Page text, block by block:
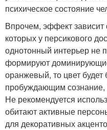
психическое состояние
Впрочем, эффект зависит
которых у персикового
однотонный интерьер не
формируют
оранжевый, то цвет
пробуждающим
Не рекомендуется
обитают активные
для декоративных